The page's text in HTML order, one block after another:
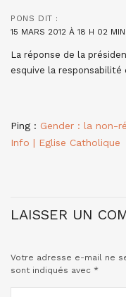
PONS DIT :
15 MARS 2012 À 18 H 02 MIN
La réponse de la
esquive la responsabilité
Ping : Gender : la non-
Info | Eglise Catholique
LAISSER UN
Votre adresse e-mail ne
sont indiqués avec *